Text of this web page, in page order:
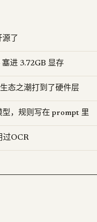
了
进 3.72GB 显存
态之潮打到了硬件层
，规则写在 prompt 里
过OCR